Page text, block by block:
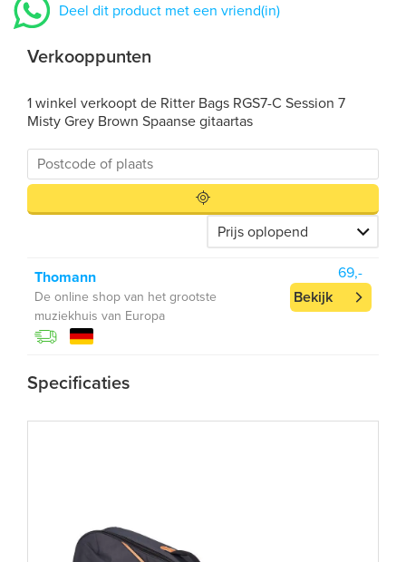
Deel dit product met een vriend(in)
Verkooppunten
1 winkel verkoopt de Ritter Bags RGS7-C Session 7
Misty Grey Brown Spaanse gitaartas
Thomann
De online shop van het grootste
muziekhuis van Europa
69,-
Bekijk
Specificaties